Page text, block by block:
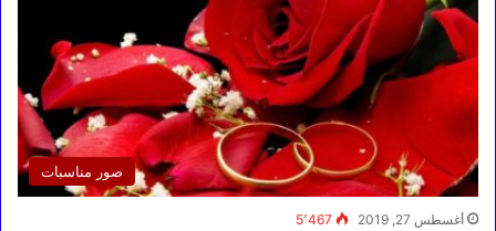
صور مناسبات
أغسطس 27, 2019 5٬467